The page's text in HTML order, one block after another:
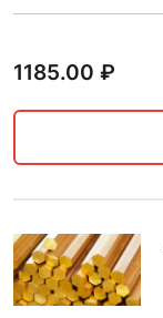
1185.00 ₽